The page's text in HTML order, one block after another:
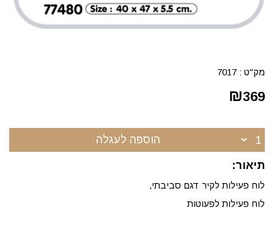
מק"ט : 7017
₪369
הוספה לעגלה
תיאור:
לוח פעילות לקיר דגם סביבתי,
לוח פעילות לפעוטות